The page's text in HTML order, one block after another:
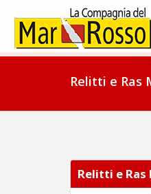
Relitti e Ras
Relitti e